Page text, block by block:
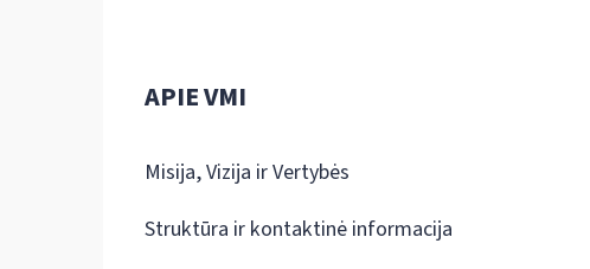
APIE VMI
Misija, Vizija ir Vertybės
Struktūra ir kontaktinė informacija